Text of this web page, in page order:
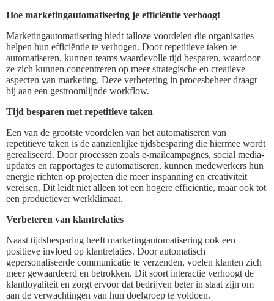
Hoe marketingautomatisering je efficiëntie verhoogt
Marketingautomatisering biedt talloze voordelen die organisaties
helpen hun efficiëntie te verhogen. Door repetitieve taken te
automatiseren, kunnen teams waardevolle tijd besparen, waardoor
ze zich kunnen concentreren op meer strategische en creatieve
aspecten van marketing. Deze verbetering in procesbeheer draagt
bij aan een gestroomlijnde workflow.
Tijd besparen met repetitieve taken
Een van de grootste voordelen van het automatiseren van
repetitieve taken is de aanzienlijke tijdsbesparing die hiermee wordt
gerealiseerd. Door processen zoals e-mailcampagnes, social media-
updates en rapportages te automatiseren, kunnen medewerkers hun
energie richten op projecten die meer inspanning en creativiteit
vereisen. Dit leidt niet alleen tot een hogere efficiëntie, maar ook tot
een productiever werkklimaat.
Verbeteren van klantrelaties
Naast tijdsbesparing heeft marketingautomatisering ook een
positieve invloed op klantrelaties. Door automatisch
gepersonaliseerde communicatie te verzenden, voelen klanten zich
meer gewaardeerd en betrokken. Dit soort interactie verhoogt de
klantloyaliteit en zorgt ervoor dat bedrijven beter in staat zijn om
aan de verwachtingen van hun doelgroep te voldoen.